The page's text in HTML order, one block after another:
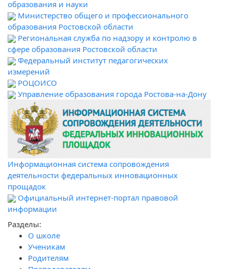
образования и науки
Министерство общего и профессионального
образования Ростовской области
Региональная служба по надзору и контролю в
сфере образования Ростовской области
Федеральный институт педагогических
измерений
РОЦОИСО
Управление образования города Ростова-на-Дону
Информационная система сопровождения
деятельности федеральных инновационных
прощадок
Официальный интернет-портал правовой
информации
Разделы:
О школе
Ученикам
Родителям